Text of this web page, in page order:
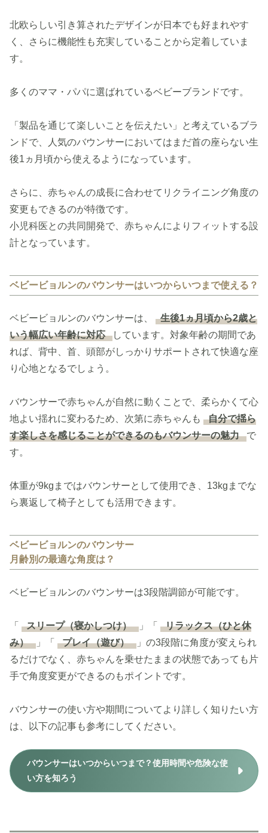
北欧らしい引き算されたデザインが日本でも好まれやす
く、さらに機能性も充実していることから定着していま
す。
多くのママ・パパに選ばれているベビーブランドです。
「製品を通じて楽しいことを伝えたい」と考えているブラ
ンドで、人気のバウンサーにおいてはまだ首の座らない生
後1ヵ月頃から使えるようになっています。
さらに、赤ちゃんの成長に合わせてリクライニング角度の
変更もできるのが特徴です。
小児科医との共同開発で、赤ちゃんによりフィットする設
計となっています。
ベビービョルンのバウンサーはいつからいつまで使える？
ベビービョルンのバウンサーは、
生後1ヵ月頃から2歳と
いう幅広い年齢に対応
しています。対象年齢の期間であ
れば、背中、首、頭部がしっかりサポートされて快適な座
り心地となるでしょう。
バウンサーで赤ちゃんが自然に動くことで、柔らかくて心
地よい揺れに変わるため、次第に赤ちゃんも
自分で揺ら
す楽しさを感じることができるのもバウンサーの魅力 で
す。
体重が9kgまではバウンサーとして使用でき、13kgまでな
ら裏返して椅子としても活用できます。
ベビービョルンのバウンサー
月齢別の最適な角度は？
ベビービョルンのバウンサーは3段階調節が可能です。
「 スリープ（寝かしつけ） 」「
リラックス（ひと休
み）
」「 プレイ（遊び）
」の3段階に角度が変えられ
るだけでなく、赤ちゃんを乗せたままの状態であっても片
手で角度変更ができるのもポイントです。
バウンサーの使い方や期間についてより詳しく知りたい方
は、以下の記事も参考にしてください。
バウンサーはいつからいつまで？使用時間や危険な使
い方を知ろう